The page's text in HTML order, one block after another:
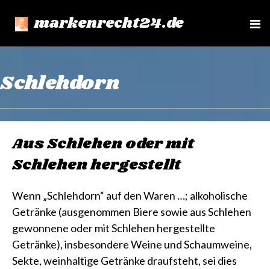
markenrecht24.de
e
Schlehdorn
Aus Schlehen oder mit
Schlehen hergestellt
Wenn „Schlehdorn“ auf den Waren …; alkoholische
Getränke (ausgenommen Biere sowie aus Schlehen
gewonnene oder mit Schlehen hergestellte
Getränke), insbesondere Weine und Schaumweine,
Sekte, weinhaltige Getränke draufsteht, sei dies